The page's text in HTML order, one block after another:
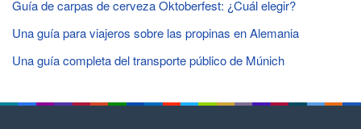
Guía de carpas de cerveza Oktoberfest: ¿Cuál elegir?
Una guía para viajeros sobre las propinas en Alemania
Una guía completa del transporte público de Múnich